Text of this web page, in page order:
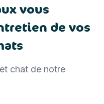
vous
de vos
chat de notre